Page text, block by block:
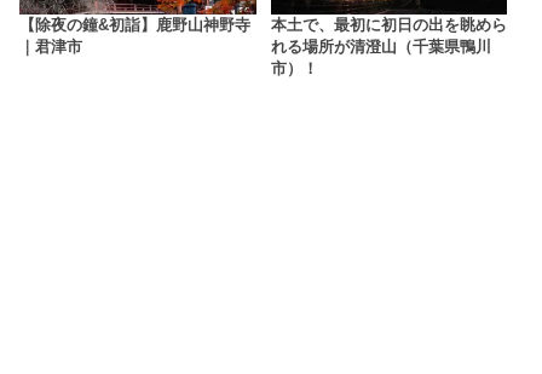
【除夜の鐘&初詣】鹿野山神野寺
｜君津市
本土で、最初に初日の出を眺めら
れる場所が清澄山（千葉県鴨川
市）！